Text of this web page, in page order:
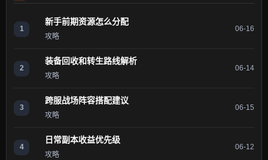
1
新手前期资源怎么分配
攻略
06-16
2
装备回收和转生路线解析
攻略
06-14
3
跨服战场阵容搭配建议
攻略
06-15
4
日常副本收益优先级
攻略
06-12